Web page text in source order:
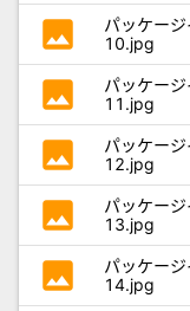
photo
パッケー
10.jpg
photo
パッケー
11.jpg
photo
パッケー
12.jpg
photo
パッケー
13.jpg
photo
パッケー
14.jpg